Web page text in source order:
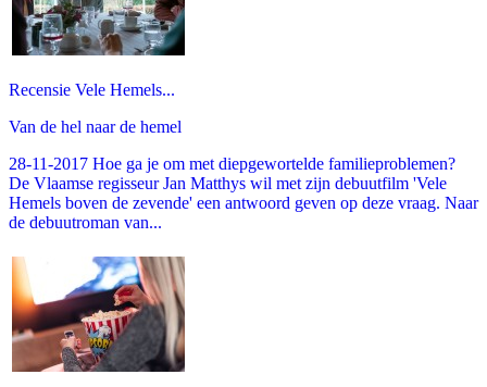
Recensie Vele Hemels...
Van de hel naar de hemel
28-11-2017 Hoe ga je om met diepgewortelde familieproblemen?
De Vlaamse regisseur Jan Matthys wil met zijn debuutfilm 'Vele
Hemels boven de zevende' een antwoord geven op deze vraag. Naar
de debuutroman van...